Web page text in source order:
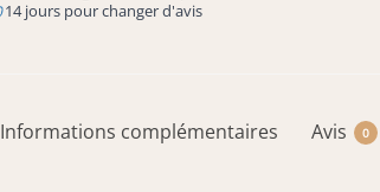
14 jours pour changer d'avis
Informations complémentaires Avis 0